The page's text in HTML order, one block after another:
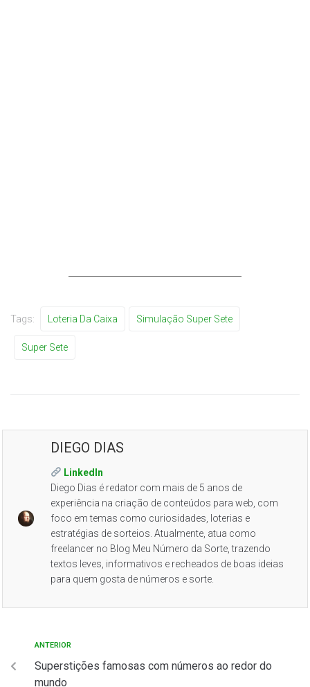
Tags: Loteria Da Caixa Simulação Super Sete
Super Sete
DIEGO DIAS
LinkedIn
Diego Dias é redator com mais de 5 anos de
experiência na criação de conteúdos para web, com
foco em temas como curiosidades, loterias e
estratégias de sorteios. Atualmente, atua como
freelancer no Blog Meu Número da Sorte, trazendo
textos leves, informativos e recheados de boas ideias
para quem gosta de números e sorte.
ANTERIOR
Superstições famosas com números ao redor do
mundo